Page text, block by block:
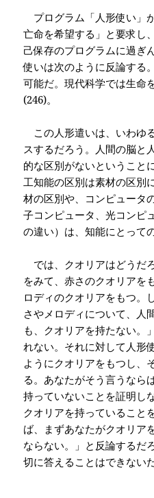
プログラム「人形使い」
亡命を希望する」と要求し
己保存のプログラムに過ぎ
使いは次のように反論する
可能だ。現代科学では生命
(246)。
この人形遣いは、いわゆ
スするだろう。人間の脳と
的な区別がないということ
工知能の区別は素材の区別
材の区別や、コンピュータ
子コンピュータ、光コンピ
の違い）は、知能にとって
では、クオリアはどうだ
をみて、赤さのクオリアを
ロディのクオリアをもつ。
さやメロディについて、人
も、クオリアを持たない。
れない。それに対して人形
ようにクオリアをもつし、
る。あなたがそう言うなら
持っていないことを証明し
クオリアを持っていること
ば、まずあなたがクオリア
ならない。」と反論するだ
切に答えることはできない